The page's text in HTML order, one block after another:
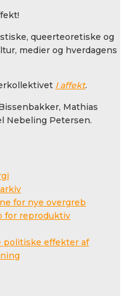
queerteoretiske og
medier og hverdagens
I affekt.
Mathias
Nebeling Petersen.
for nye overgreb
for reproduktiv
politiske effekter af